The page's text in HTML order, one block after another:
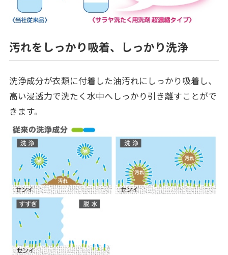
汚れをしっかり吸着、しっかり洗浄
洗浄成分が衣類に付着した油汚れにしっかり吸着し、
高い浸透力で洗たく水中へしっかり引き離すことがで
きます。